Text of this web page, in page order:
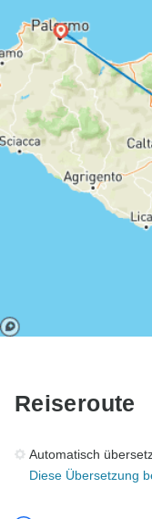
Reiseroute
Automatisch
Diese Übersetzung